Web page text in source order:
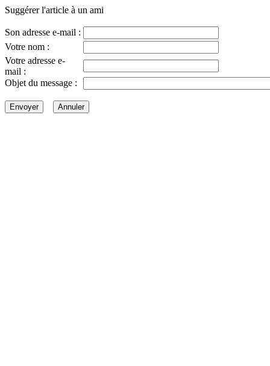
Suggérer l'article à un ami
Son adresse e-mail :
Votre nom :
Votre adresse e-
mail :
Objet du message :